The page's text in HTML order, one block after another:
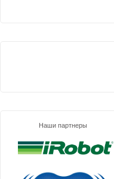
Наши партнеры